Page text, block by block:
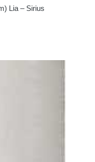
Lia – Sirius